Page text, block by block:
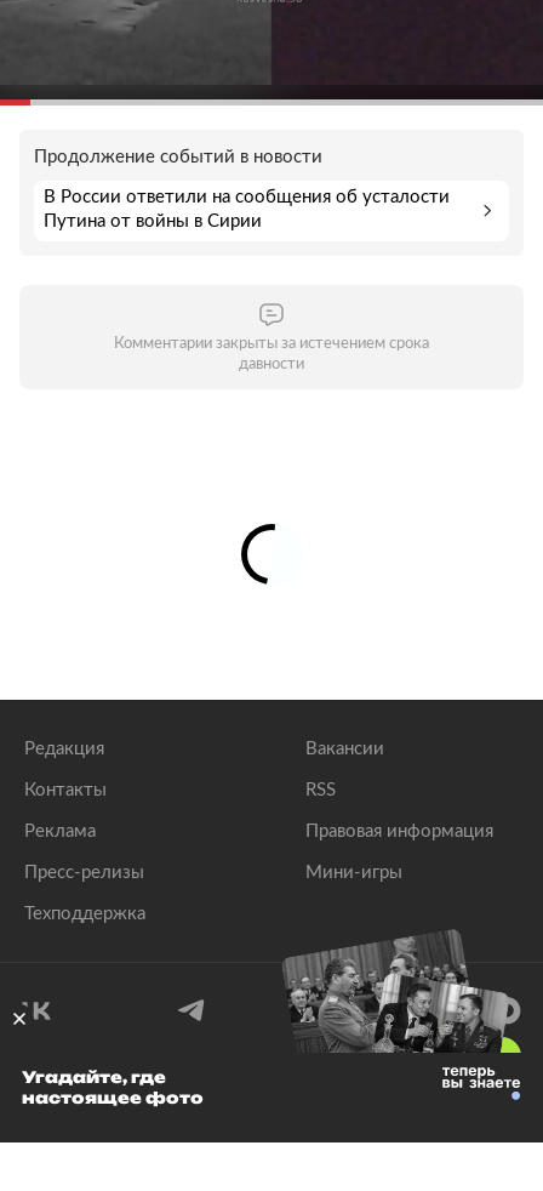
Продолжение событий в новости
В России ответили на сообщения об усталости
Путина от войны в Сирии
Комментарии закрыты за истечением срока
давности
Редакция
Контакты
Реклама
Пресс-релизы
Техподдержка
Вакансии
RSS
Правовая информация
Мини-игры
© 1999–2026 Все права защищены.
Угадайте, где
настоящее фото